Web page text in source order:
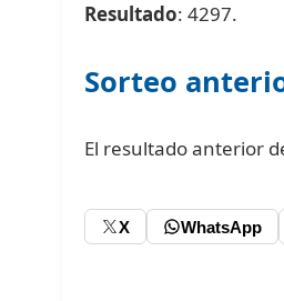
Resultado: 4297.
Sorteo
El resultado anterior
X WhatsApp